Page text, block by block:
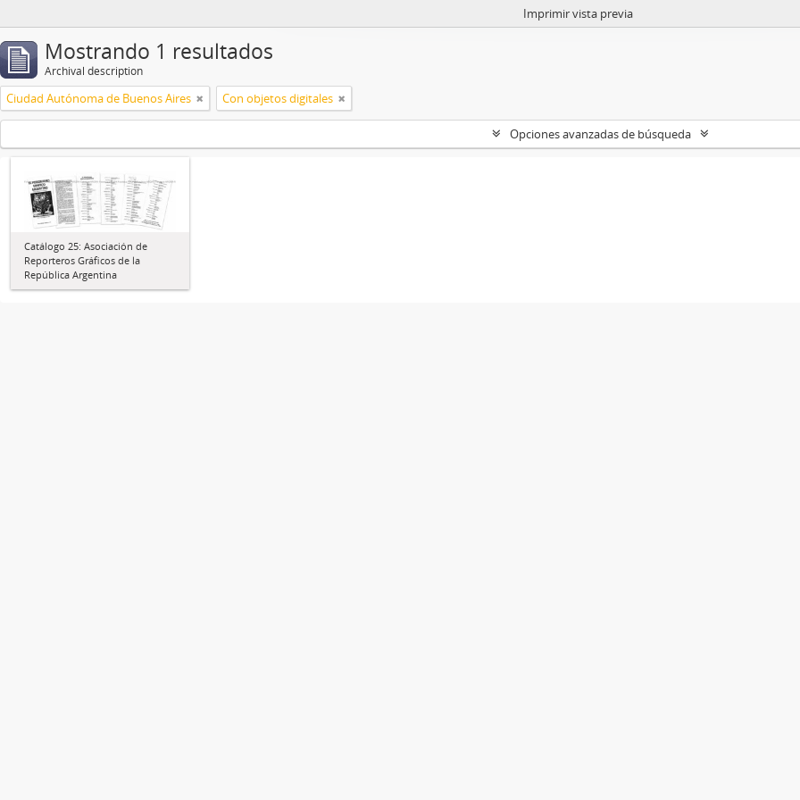
Imprimir vista previa
Mostrando 1 resultados
Archival description
Ciudad Autónoma de Buenos Aires Con objetos digitales
Opciones avanzadas de búsqueda
Catálogo 25: Asociación de
Reporteros Gráficos de la
República Argentina